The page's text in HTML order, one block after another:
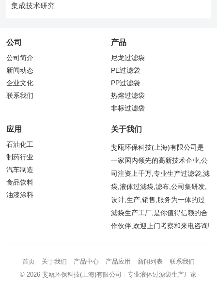
集成技术研究
公司
公司简介
新闻动态
企业文化
联系我们
产品
尼龙过滤袋
PE过滤袋
PP过滤袋
热熔过滤袋
非标过滤袋
应用
石油化工
制药行业
汽车制造
食品饮料
油漆涂料
关于我们
斐瓯环保科技(上海)有限公司是
一家国内领先的高新技术企业,公
司注资上千万,专业生产过滤袋,滤
袋,液体过滤袋,滤布,公司集研发,
设计,生产,销售,服务为一体的过
滤袋生产工厂,是你值得信赖的合
作伙伴,欢迎上门考察和来电咨询!
首页 关于我们 产品中心 产品应用 新闻列表
联系我们
© 2026斐瓯环保科技(上海)有限公司 · 专业液体过滤袋生产厂家